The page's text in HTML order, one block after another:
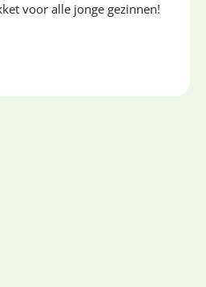
voor alle jonge gezinnen!